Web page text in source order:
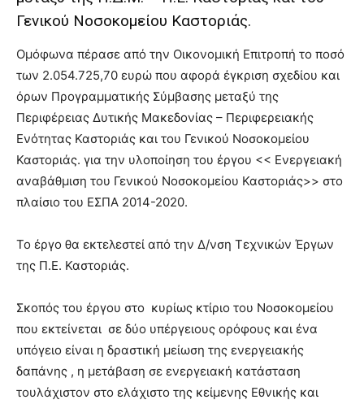
Γενικού Νοσοκομείου Καστοριάς.
Ομόφωνα πέρασε από την Οικονομική Επιτροπή το ποσό
των 2.054.725,70 ευρώ που αφορά έγκριση σχεδίου και
όρων Προγραμματικής Σύμβασης μεταξύ της
Περιφέρειας Δυτικής Μακεδονίας – Περιφερειακής
Ενότητας Καστοριάς και του Γενικού Νοσοκομείου
Καστοριάς. για την υλοποίηση του έργου << Ενεργειακή
αναβάθμιση του Γενικού Νοσοκομείου Καστοριάς>> στο
πλαίσιο του ΕΣΠΑ 2014-2020.
Το έργο θα εκτελεστεί από την Δ/νση Τεχνικών Έργων
της Π.Ε. Καστοριάς.
Σκοπός του έργου στο κυρίως κτίριο του Νοσοκομείου
που εκτείνεται σε δύο υπέργειους ορόφους και ένα
υπόγειο είναι η δραστική μείωση της ενεργειακής
δαπάνης , η μετάβαση σε ενεργειακή κατάσταση
τουλάχιστον στο ελάχιστο της κείμενης Εθνικής και